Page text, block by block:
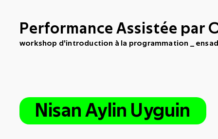
Performance Assistée par
workshop d'introduction à la programmation _
Nisan Aylin Uyguin